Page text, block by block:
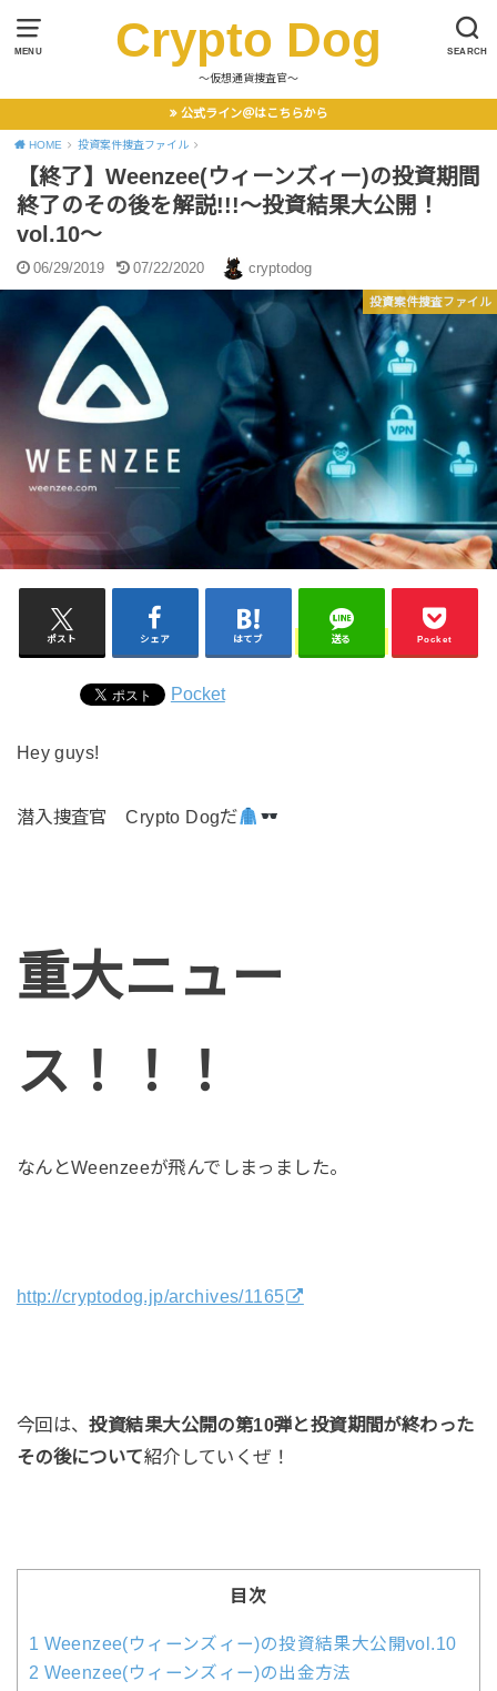
MENU SEARCH
Crypto Dog
〜仮想通貨捜査官〜
公式ライン＠はこちらから
HOME 投資案件捜査ファイル
【終了】Weenzee(ウィーンズィー)の投資期間
終了のその後を解説!!!～投資結果大公開！
vol.10～
06/29/2019 07/22/2020 cryptodog
投資案件捜査ファイル
ポスト シェア はてブ 送る Pocket
Pocket
Hey guys!
潜入捜査官Crypto Dogだ
重大ニュー
ス！！！
なんとWeenzeeが飛んでしまっました。
http://cryptodog.jp/archives/1165
今回は、投資結果大公開の第10弾と投資期間が終わった
その後について紹介していくぜ！
目次
1 Weenzee(ウィーンズィー)の投資結果大公開vol.10
2 Weenzee(ウィーンズィー)の出金方法